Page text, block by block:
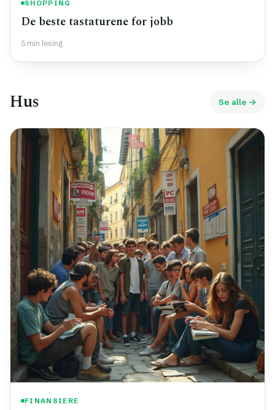
SHOPPING
De beste tastaturene for jobb
5 min lesing
Hus Se alle →
FINANSIERE